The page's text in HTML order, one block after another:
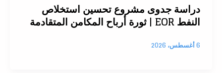
دراسة جدوى مشروع تحسين استخلاص
النفط EOR | ثورة أرباح المكامن المتقادمة
6 أغسطس، 2026